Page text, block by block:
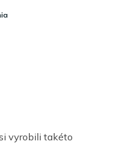
vyrobili takéto